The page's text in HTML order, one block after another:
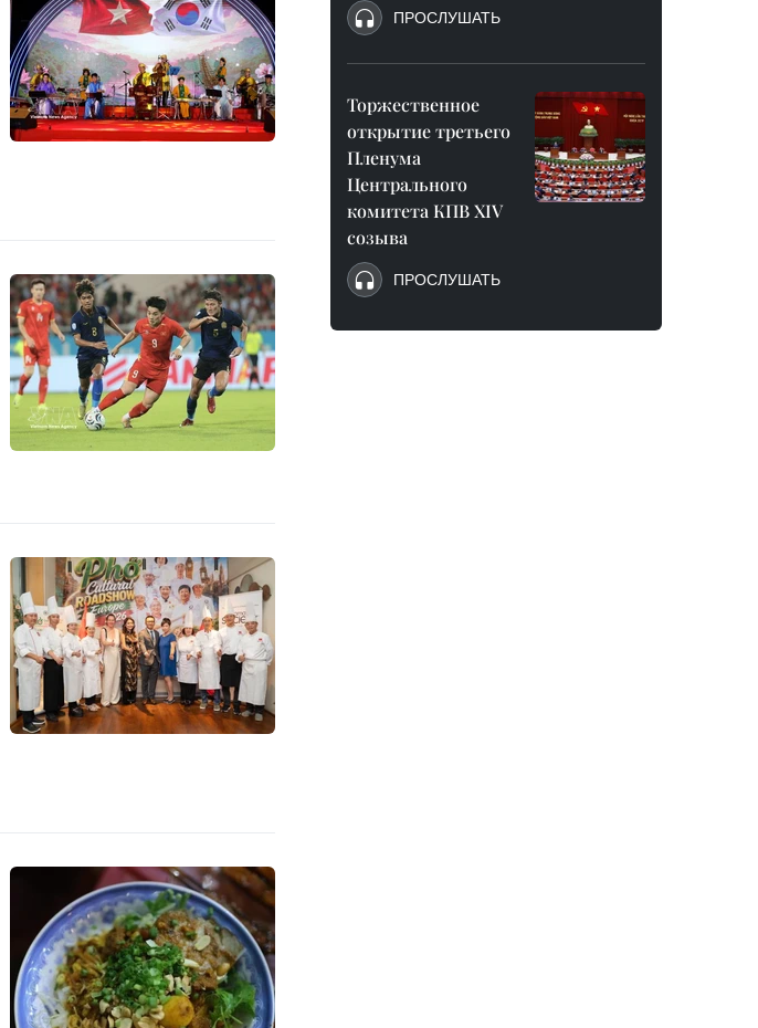
ПРОСЛУШАТЬ
Торжественное
открытие третьего
Пленума
Центрального
комитета КПВ XIV
созыва
ПРОСЛУШАТЬ